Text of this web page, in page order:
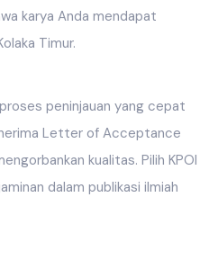
karya Anda mendapat
Timur.
peninjauan yang cepat
Letter of Acceptance
kualitas. Pilih KPOI
dalam publikasi ilmiah